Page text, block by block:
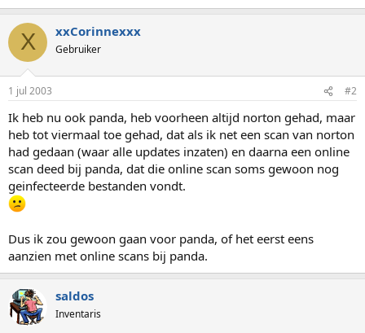
X xxCorinnexxx
Gebruiker
1 jul 2003 #2
Ik heb nu ook panda, heb voorheen altijd norton gehad, maar
heb tot viermaal toe gehad, dat als ik net een scan van norton
had gedaan (waar alle updates inzaten) en daarna een online
scan deed bij panda, dat die online scan soms gewoon nog
geinfecteerde bestanden vondt.
Dus ik zou gewoon gaan voor panda, of het eerst eens
aanzien met online scans bij panda.
saldos
Inventaris